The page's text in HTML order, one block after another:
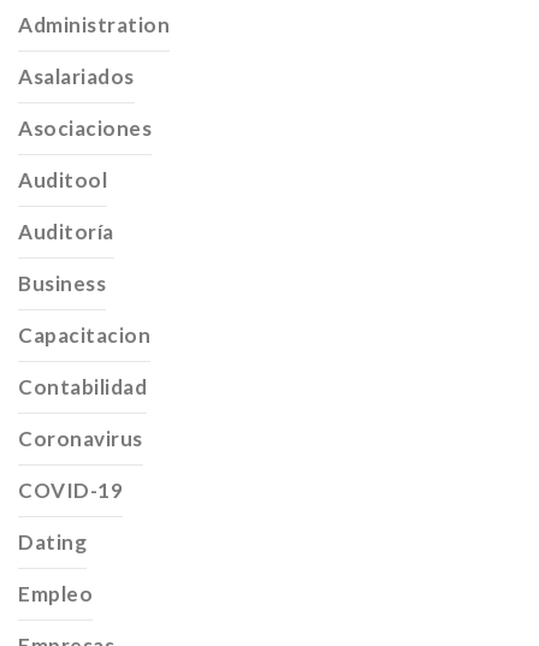
Administration
Asalariados
Asociaciones
Auditool
Auditoría
Business
Capacitacion
Contabilidad
Coronavirus
COVID-19
Dating
Empleo